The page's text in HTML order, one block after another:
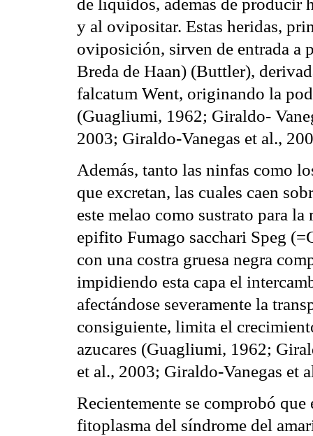
y al ovipositar. Estas heridas,
oviposición, sirven de entrada a
Breda de Haan) (Buttler),
falcatum Went, originando la
(Guagliumi, 1962; Giraldo-
2003; Giraldo-Vanegas et al.,
Además, tanto las ninfas como
que excretan, las cuales caen
este melao como sustrato
epifito Fumago sacchari Speg
con una costra gruesa negra
impidiendo esta capa el
afectándose severamente la
consiguiente, limita el
azucares (Guagliumi, 1962;
et al., 2003; Giraldo-Vanegas et
Recientemente se comprobó
fitoplasma del síndrome del